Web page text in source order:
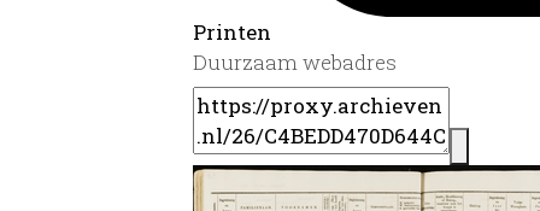
Printen
Duurzaam webadres